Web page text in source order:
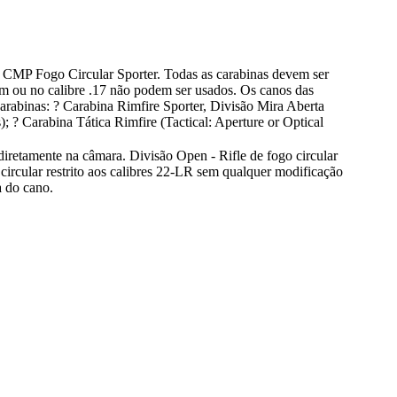
Fogo Circular Sporter. Todas as carabinas devem ser
no calibre .17 não podem ser usados. Os canos das
? Carabina Rimfire Sporter, Divisão Mira Aberta
? Carabina Tática Rimfire (Tactical: Aperture or Optical
na câmara. Divisão Open - Rifle de fogo circular
restrito aos calibres 22-LR sem qualquer modificação
do cano.